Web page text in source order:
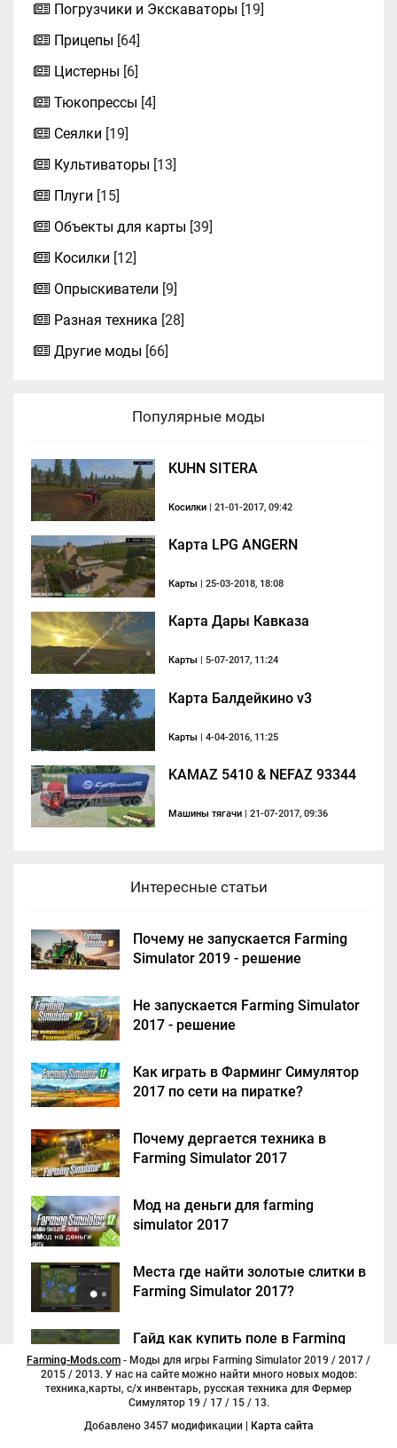
Погрузчики и Экскаваторы [19]
Прицепы [64]
Цистерны [6]
Тюкопрессы [4]
Сеялки [19]
Культиваторы [13]
Плуги [15]
Объекты для карты [39]
Косилки [12]
Опрыскиватели [9]
Разная техника [28]
Другие моды [66]
Популярные моды
KUHN SITERA
Косилки | 21-01-2017, 09:42
Карта LPG ANGERN
Карты | 25-03-2018, 18:08
Карта Дары Кавказа
Карты | 5-07-2017, 11:24
Карта Балдейкино v3
Карты | 4-04-2016, 11:25
KAMAZ 5410 & NEFAZ 93344
Машины тягачи | 21-07-2017, 09:36
Интересные статьи
Почему не запускается Farming
Simulator 2019 - решение
Не запускается Farming Simulator
2017 - решение
Как играть в Фарминг Симулятор
2017 по сети на пиратке?
Почему дергается техника в
Farming Simulator 2017
Мод на деньги для farming
simulator 2017
Места где найти золотые слитки в
Farming Simulator 2017?
Гайд как купить поле в Farming
Simulator 2017
Farming-Mods.com
2015 / 2013. У нас на сайте можно найти много новых модов:
техника,карты, с/х инвентарь, русская техника для Фермер
Симулятор 19 / 17 / 15 / 13.
Добавлено 3457 модификации |
Карта сайта